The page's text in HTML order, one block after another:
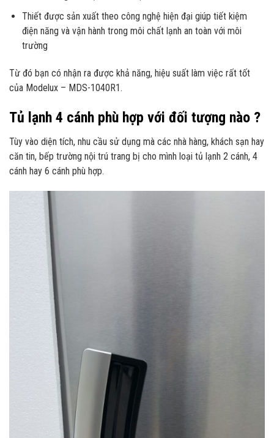
Thiết được sản xuất theo công nghệ hiện đại giúp tiết kiệm
điện năng và vận hành trong môi chất lạnh an toàn với môi
trường
Từ đó bạn có nhận ra được khả năng, hiệu suất làm việc rất tốt
của Modelux – MDS-1040R1.
Tủ lạnh 4 cánh phù hợp với đối tượng nào ?
Tùy vào diện tích, nhu cầu sử dụng mà các nhà hàng, khách sạn hay
căn tin, bếp trường nội trú trang bị cho mình loại tủ lạnh 2 cánh, 4
cánh hay 6 cánh phù hợp.